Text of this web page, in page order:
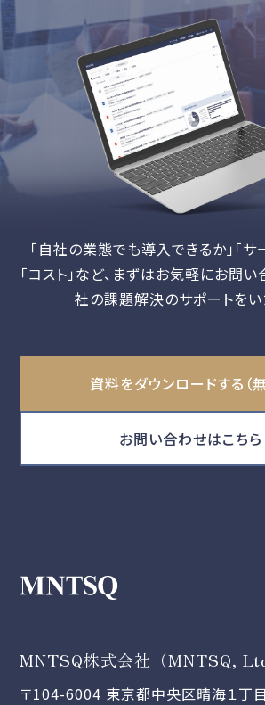
「自社の業態でも導入できるか」「サ
「コスト」など、 まずはお気軽にお問い
社の課題解決のサポートをい
資料をダウンロードする（無
お問い合わせはこちら
MNTSQ株式会社（MNTSQ,
〒104-6004 東京都中央区晴海１丁目